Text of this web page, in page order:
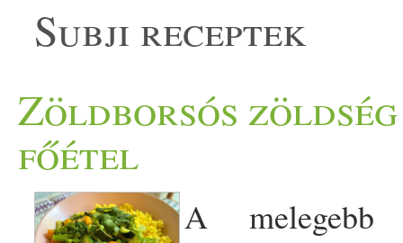
subji receptek
Zöldborsós
főétel
A melegebb